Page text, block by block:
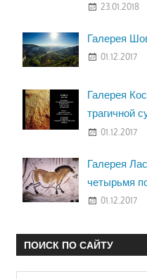
23.01.2018
Галерея
01.12.2017
Галерея
трагичной
01.12.2017
Галерея
четырьмя
01.12.2017
ПОИСК ПО САЙТУ